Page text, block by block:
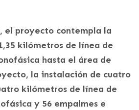
el proyecto contempla la
kilómetros de línea de
hasta el área de
la instalación de cuatro
kilómetros de línea de
y 56 empalmes e